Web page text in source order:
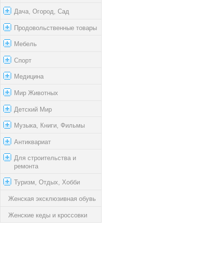
Дача, Огород, Сад
Продовольственные товары
Мебель
Спорт
Медицина
Мир Животных
Детский Мир
Музыка, Книги, Фильмы
Антиквариат
Для строительства и
ремонта
Туризм, Отдых, Хобби
Женская эксклюзивная обувь
Женские кеды и кроссовки